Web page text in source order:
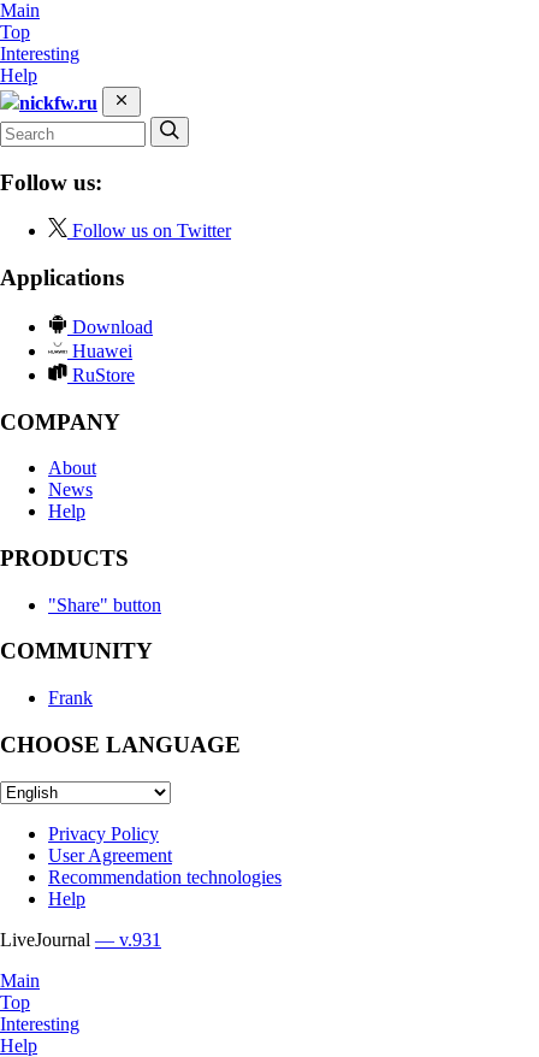
Main
Top
Interesting
Help
nickfw.ru
Follow us:
Follow us on Twitter
Applications
Download
Huawei
RuStore
COMPANY
About
News
Help
PRODUCTS
"Share" button
COMMUNITY
Frank
CHOOSE LANGUAGE
Privacy Policy
User Agreement
Recommendation technologies
Help
LiveJournal — v.931
Main
Top
Interesting
Help